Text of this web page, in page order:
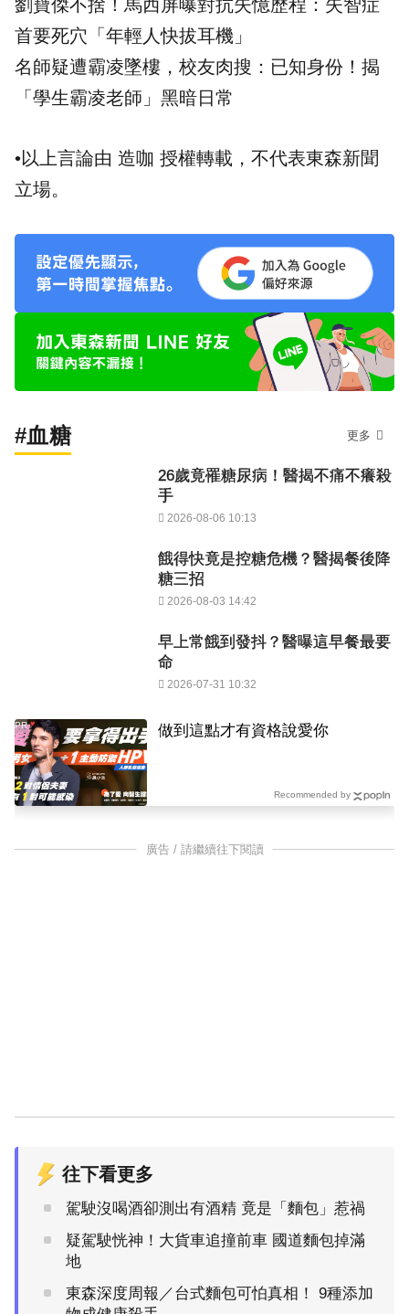
劉寶傑不捨！馬西屏曝對抗失憶歷程：失智症
首要死穴「年輕人快拔耳機」
名師疑遭霸凌墜樓，校友肉搜：已知身份！揭
「學生霸凌老師」黑暗日常
•以上言論由 造咖 授權轉載，不代表東森新聞
立場。
#血糖 更多
26歲竟罹糖尿病！醫揭不痛不癢殺
手
2026-08-06 10:13
餓得快竟是控糖危機？醫揭餐後降
糖三招
2026-08-03 14:42
早上常餓到發抖？醫曝這早餐最要
命
2026-07-31 10:32
做到這點才有資格說愛你
PR
Recommended by
廣告 / 請繼續往下閱讀
往下看更多
駕駛沒喝酒卻測出有酒精 竟是「麵包」惹禍
疑駕駛恍神！大貨車追撞前車 國道麵包掉滿
地
東森深度周報／台式麵包可怕真相！ 9種添加